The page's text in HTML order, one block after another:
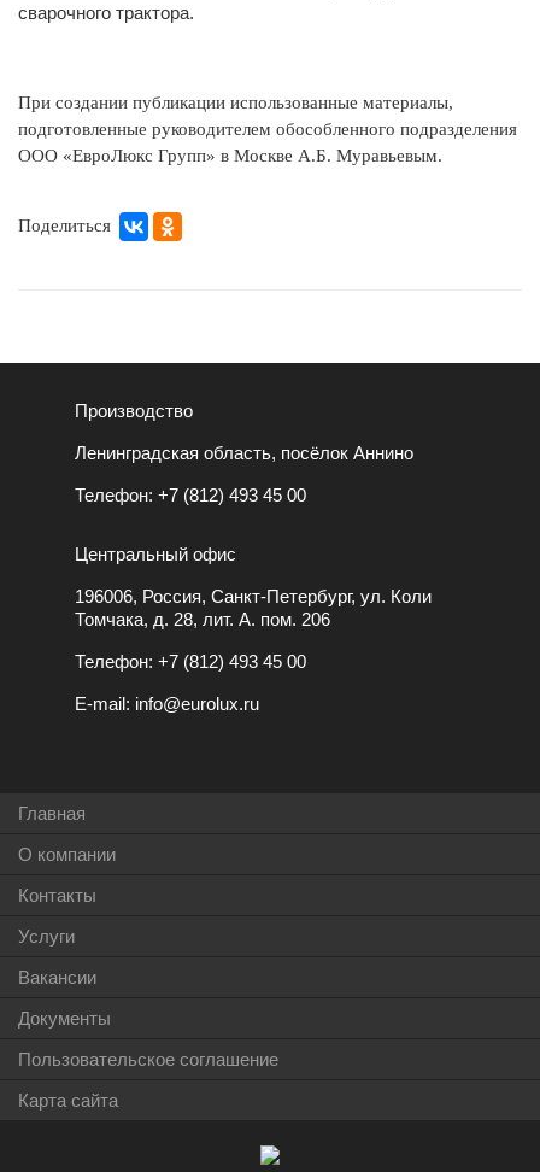
сварочного трактора.
При создании публикации использованные материалы,
подготовленные руководителем обособленного подразделения
ООО «ЕвроЛюкс Групп» в Москве А.Б. Муравьевым.
Поделиться
Производство
Ленинградская область, посёлок Аннино
Телефон: +7 (812) 493 45 00
Центральный офис
196006, Россия, Санкт-Петербург, ул. Коли
Томчака, д. 28, лит. А. пом. 206
Телефон: +7 (812) 493 45 00
E-mail: info@eurolux.ru
Главная
О компании
Контакты
Услуги
Вакансии
Документы
Пользовательское соглашение
Карта сайта